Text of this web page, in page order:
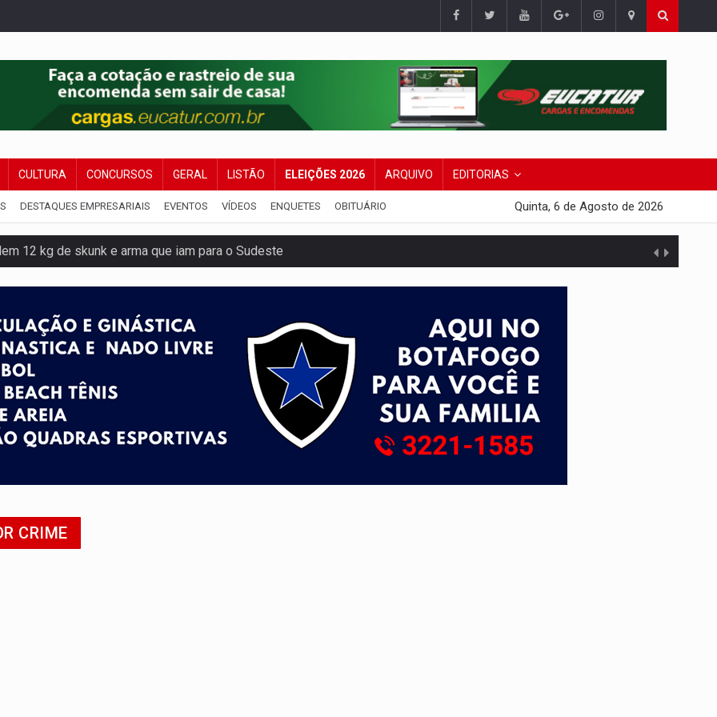
CULTURA CONCURSOS GERAL LISTÃO ELEIÇÕES 2026 ARQUIVO EDITORIAS
DESTAQUES EMPRESARIAIS EVENTOS VÍDEOS ENQUETES OBITUÁRIO Quinta, 6 de Agosto de 2026
12 kg de skunk e arma que iam para o Sudeste
com armas e drogas após crime de tortur@
Somos Nós será apresentado na capital
em frente de academia
de emancipação com programação esportiva
de plástico ou petróleo em ovos
casal de idosos na zona Leste
briga entre vizinhos
CRIME